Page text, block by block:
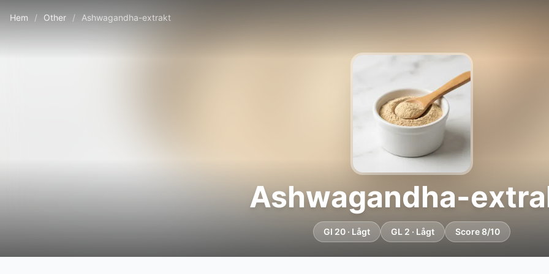
Hem / Other / Ashwagandha-extrakt
Ashwagandha-
GI 20 · Lågt GL 2 · Lågt Score 8/10